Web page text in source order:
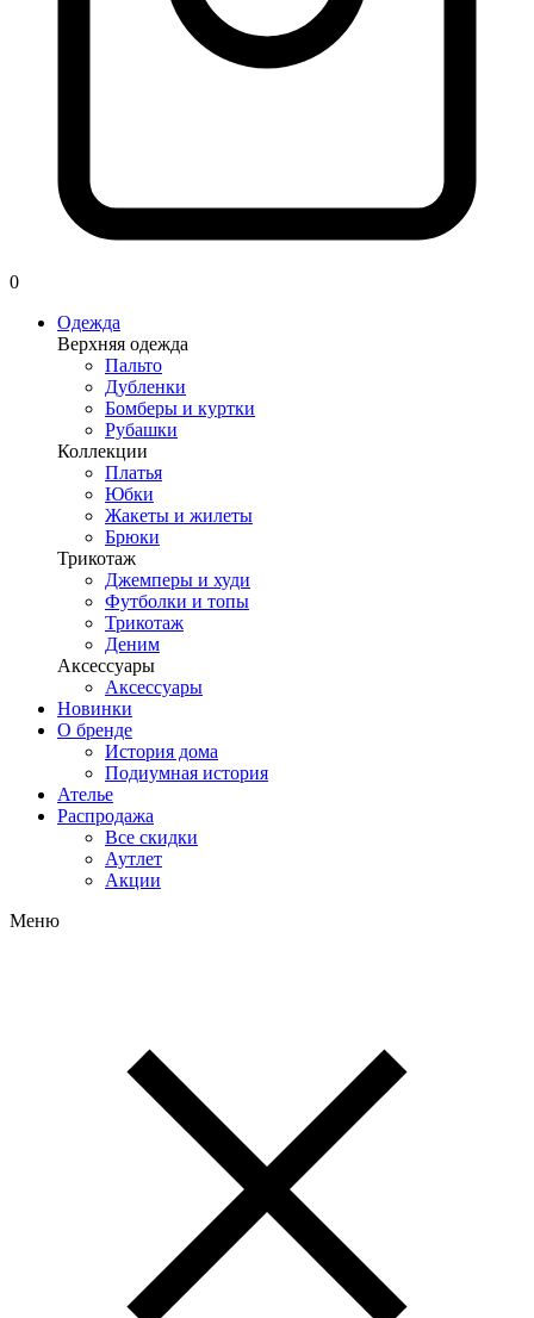
0
Одежда
Верхняя одежда
Пальто
Дубленки
Бомберы и куртки
Рубашки
Коллекции
Платья
Юбки
Жакеты и жилеты
Брюки
Трикотаж
Джемперы и худи
Футболки и топы
Трикотаж
Деним
Аксессуары
Аксессуары
Новинки
О бренде
История дома
Подиумная история
Ателье
Распродажа
Все скидки
Аутлет
Акции
Меню